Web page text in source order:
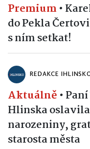
Premium •
do Pekla
s ním setkat!
REDAKCE
Aktuálně •
Hlinska
narozeniny,
starosta města